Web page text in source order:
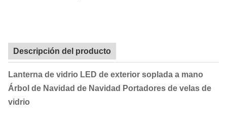
Descripción del producto
Lanterna de vidrio LED de exterior soplada a mano
Árbol de Navidad de Navidad Portadores de velas de
vidrio